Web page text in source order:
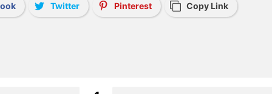
Twitter Pinterest Copy Link